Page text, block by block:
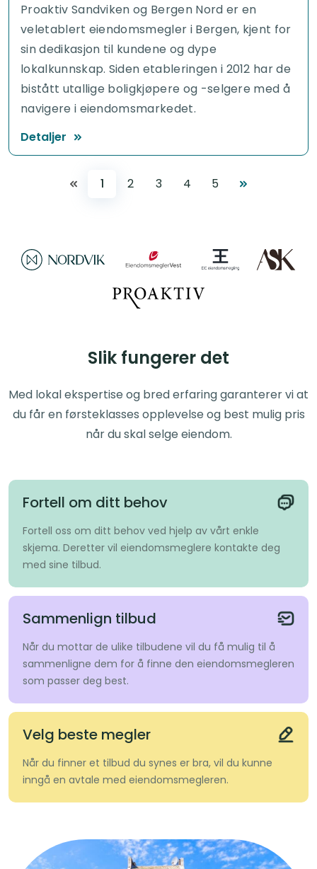
Proaktiv Sandviken og Bergen Nord er en
veletablert eiendomsmegler i Bergen, kjent for
sin dedikasjon til kundene og dype
lokalkunnskap. Siden etableringen i 2012 har de
bistått utallige boligkjøpere og -selgere med å
navigere i eiendomsmarkedet.
Detaljer
1 2 3 4 5
Slik fungerer det
Med lokal ekspertise og bred erfaring garanterer vi at
du får en førsteklasses opplevelse og best mulig pris
når du skal selge eiendom.
Fortell om ditt behov
Fortell oss om ditt behov ved hjelp av vårt enkle
skjema. Deretter vil eiendomsmeglere kontakte deg
med sine tilbud.
Sammenlign tilbud
Når du mottar de ulike tilbudene vil du få mulig til å
sammenligne dem for å finne den eiendomsmegleren
som passer deg best.
Velg beste megler
Når du finner et tilbud du synes er bra, vil du kunne
inngå en avtale med eiendomsmegleren.